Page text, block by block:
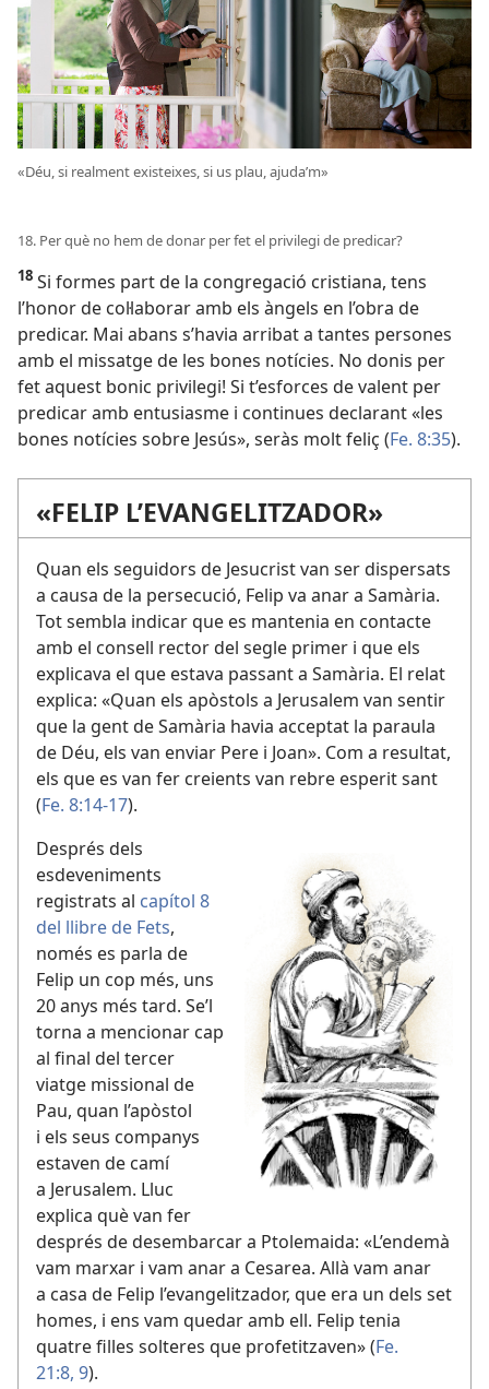
«Déu, si realment existeixes, si us plau, ajuda’m»
18. Per què no hem de donar per fet el privilegi de predicar?
18 Si formes part de la congregació cristiana, tens
l’honor de col·laborar amb els àngels en l’obra de
predicar. Mai abans s’havia arribat a tantes persones
amb el missatge de les bones notícies. No donis per
fet aquest bonic privilegi! Si t’esforces de valent per
predicar amb entusiasme i continues declarant «les
bones notícies sobre Jesús», seràs molt feliç (Fe. 8:35).
«FELIP L’EVANGELITZADOR»
Quan els seguidors de Jesucrist van ser dispersats
a causa de la persecució, Felip va anar a Samària.
Tot sembla indicar que es mantenia en contacte
amb el consell rector del segle primer i que els
explicava el que estava passant a Samària. El relat
explica: «Quan els apòstols a Jerusalem van sentir
que la gent de Samària havia acceptat la paraula
de Déu, els van enviar Pere i Joan». Com a resultat,
els que es van fer creients van rebre esperit sant
(Fe. 8:14-17).
Després dels
esdeveniments
registrats al capítol 8
del llibre de Fets,
només es parla de
Felip un cop més, uns
20 anys més tard. Se’l
torna a mencionar cap
al final del tercer
viatge missional de
Pau, quan l’apòstol
i els seus companys
estaven de camí
a Jerusalem. Lluc
explica què van fer
després de desembarcar a Ptolemaida: «L’endemà
vam marxar i vam anar a Cesarea. Allà vam anar
a casa de Felip l’evangelitzador, que era un dels set
homes, i ens vam quedar amb ell. Felip tenia
quatre filles solteres que profetitzaven» (Fe.
21:8, 9).